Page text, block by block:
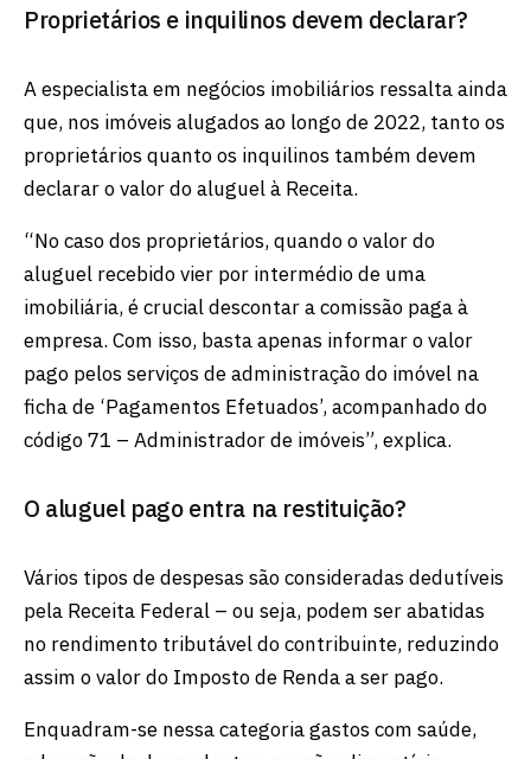
Proprietários e inquilinos devem declarar?
A especialista em negócios imobiliários ressalta ainda
que, nos imóveis alugados ao longo de 2022, tanto os
proprietários quanto os inquilinos também devem
declarar o valor do aluguel à Receita.
“No caso dos proprietários, quando o valor do
aluguel recebido vier por intermédio de uma
imobiliária, é crucial descontar a comissão paga à
empresa. Com isso, basta apenas informar o valor
pago pelos serviços de administração do imóvel na
ficha de ‘Pagamentos Efetuados’, acompanhado do
código 71 – Administrador de imóveis”, explica.
O aluguel pago entra na restituição?
Vários tipos de despesas são consideradas dedutíveis
pela Receita Federal – ou seja, podem ser abatidas
no rendimento tributável do contribuinte, reduzindo
assim o valor do Imposto de Renda a ser pago.
Enquadram-se nessa categoria gastos com saúde,